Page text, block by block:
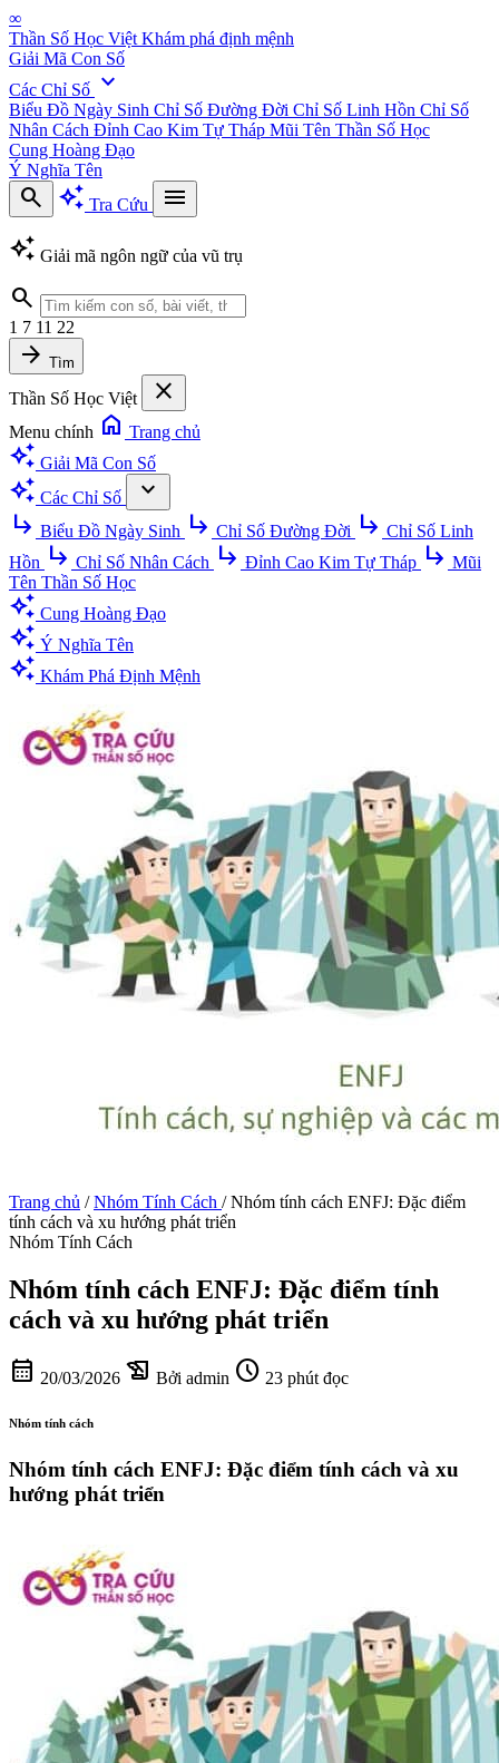
∞
Thần Số Học Việt Khám phá định mệnh
Giải Mã Con Số
Các Chỉ Số expand_more
Biểu Đồ Ngày Sinh Chỉ Số Đường Đời Chỉ Số Linh Hồn Chỉ Số
Nhân Cách Đỉnh Cao Kim Tự Tháp Mũi Tên Thần Số Học
Cung Hoàng Đạo
Ý Nghĩa Tên
search auto_awesome Tra Cứu
menu
auto_awesome Giải mã ngôn ngữ của vũ trụ
search
1 7 11 22
arrow_forward Tìm
Thần Số Học Việt close
Menu chính home Trang chủ
auto_awesome Giải Mã Con Số
auto_awesome Các Chỉ Số
expand_more
subdirectory_arrow_right Biểu Đồ Ngày Sinh subdirectory_arrow_right Chỉ Số Đường Đời subdirectory_arrow_right Chỉ Số Linh
Hồn subdirectory_arrow_right Chỉ Số Nhân Cách subdirectory_arrow_right Đỉnh Cao Kim Tự Tháp subdirectory_arrow_right Mũi
Tên Thần Số Học
auto_awesome Cung Hoàng Đạo
auto_awesome Ý Nghĩa Tên
auto_awesome Khám Phá Định Mệnh
Trang chủ / Nhóm Tính Cách / Nhóm tính cách ENFJ: Đặc điểm
tính cách và xu hướng phát triển
Nhóm Tính Cách
Nhóm tính cách ENFJ: Đặc điểm tính
cách và xu hướng phát triển
calendar_month 20/03/2026 history_edu Bởi admin schedule 23 phút đọc
Nhóm tính cách
Nhóm tính cách ENFJ: Đặc điểm tính cách và xu
hướng phát triển